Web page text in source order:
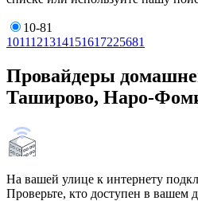
10-81
1011121314151617225681
Провайдеры
Таширово, Наро-
На вашей улице к интернету
Проверьте, кто доступен в вашем